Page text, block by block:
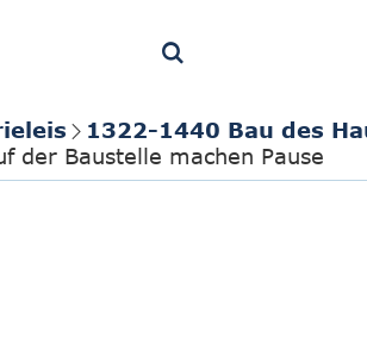
1322-1440 Bau des
der Baustelle machen Pause